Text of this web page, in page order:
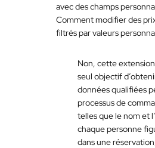
avec des champs
Comment modifier des
filtrés par valeurs
Non, cette
seul objectif
données qualifiées
processus de
telles que le nom et
chaque personne
dans une